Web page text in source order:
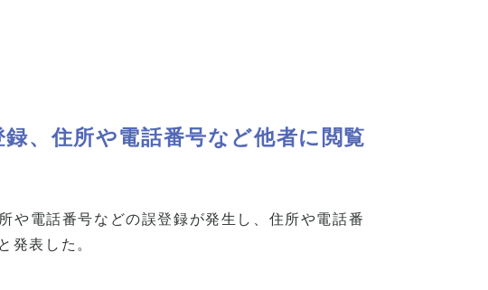
、住所や電話番号など他者に閲覧
や電話番号などの誤登録が発生し、住所や電話番
発表した。